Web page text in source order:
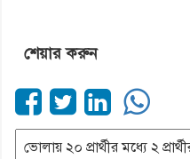
শেয়ার করুন